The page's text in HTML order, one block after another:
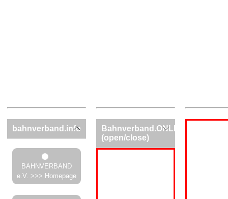
bahnverband.info
BAHNVERBAND
e.V. >>> Homepage
Bahnverband.ONLINE
(open/close)